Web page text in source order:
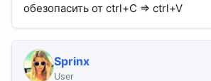
обезопасить от ctrl+C => ctrl+V
Sprinx
User